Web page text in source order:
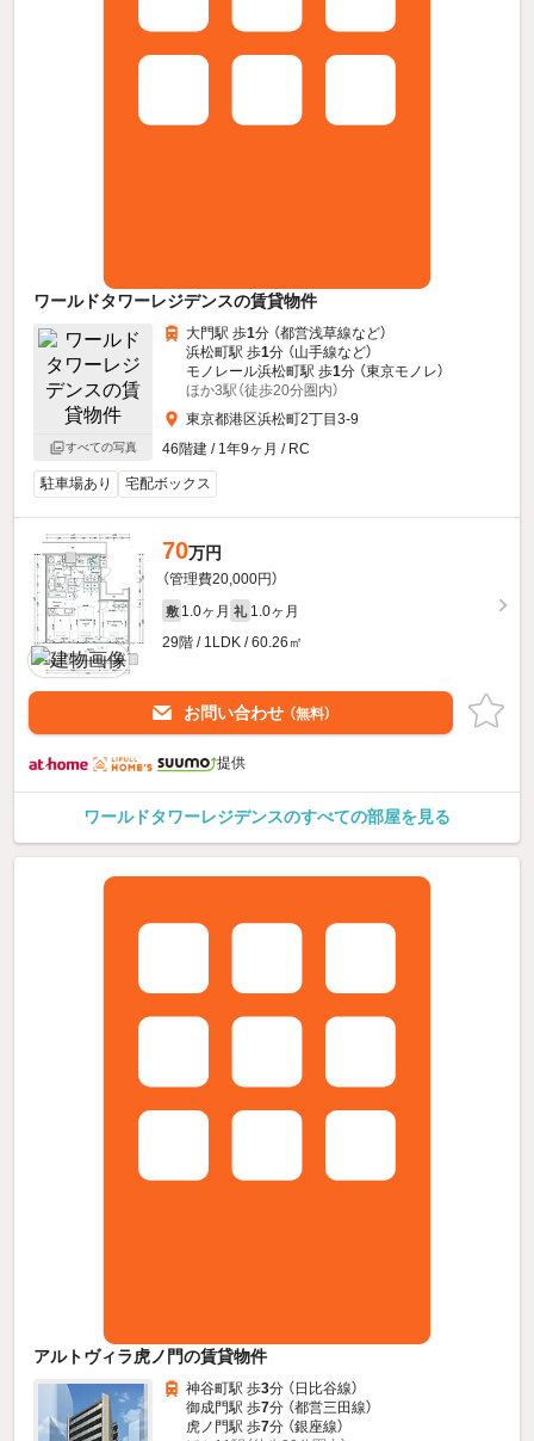
ワールドタワーレジデンスの賃貸物件
すべての写真
大門駅 歩1分 （都営浅草線など）
浜松町駅 歩1分 （山手線など）
モノレール浜松町駅 歩1分 （東京モノレ）
ほか3駅（徒歩20分圏内）
東京都港区浜松町2丁目3-9
46階建 / 1年9ヶ月 / RC
駐車場あり 宅配ボックス
70万円
（管理費20,000円）
敷 1.0ヶ月 礼 1.0ヶ月
29階 / 1LDK / 60.26㎡
お問い合わせ （無料）
提供
ワールドタワーレジデンスのすべての部屋を見る
アルトヴィラ虎ノ門の賃貸物件
神谷町駅 歩3分 （日比谷線）
御成門駅 歩7分 （都営三田線）
虎ノ門駅 歩7分 （銀座線）